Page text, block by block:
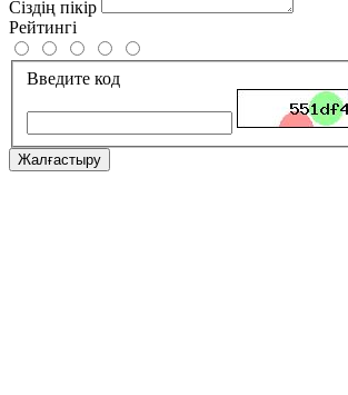
Сіздің пікір
Рейтингі
Введите код
Жалғастыру